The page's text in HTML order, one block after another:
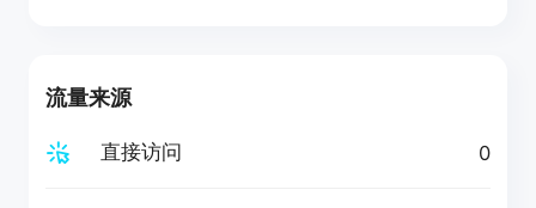
流量来源
直接访问 0